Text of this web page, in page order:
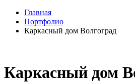
Главная
Портфолио
Каркасный дом Волгоград
Каркасный дом